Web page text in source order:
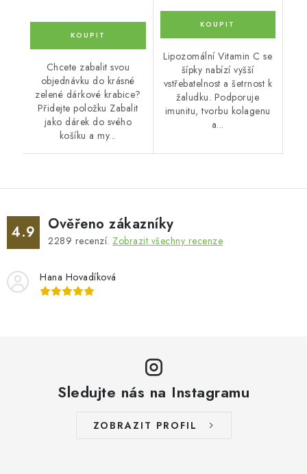
Chcete zabalit svou
objednávku do krásné
zelené dárkové krabice?
Přidejte položku Zabalit
jako dárek do svého
košíku a my...
Lipozomální Vitamin C se
šípky nabízí vyšší
vstřebatelnost a šetrnost k
žaludku. Podporuje
imunitu, tvorbu kolagenu
a...
4.9 Ověřeno zákazníky
2289 recenzí. Zobrazit všechny recenze
Hana Hovadíková
Sledujte nás na Instagramu
ZOBRAZIT PROFIL